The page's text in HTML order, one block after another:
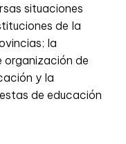
situaciones
de la
la
organización de
y la
de educación